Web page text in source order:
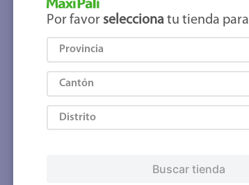
Por favor selecciona tu tienda para
Provincia
Cantón
Distrito
Buscar tienda